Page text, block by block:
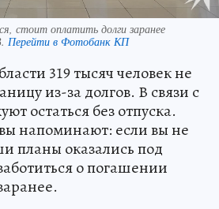
стоит оплатить долги заранее
Перейти в Фотобанк КП
319 тысяч человек не
из-за долгов. В связи с
остаться без отпуска.
напоминают: если вы не
планы оказались под
о погашении